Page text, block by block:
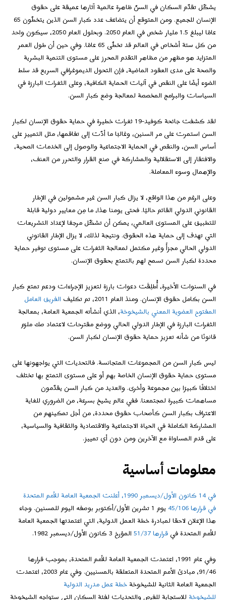
يشكّل تقدّم السكان في السنّ ظاهرة عالمية آثارها عميقة على حقوق
الإنسان للجميع. ومن المتوقع أن يتضاعف عدد كبار السن الذين يتخطّون 65
عامًا ليبلغ 1.5 مليار شخص في العام 2050. وبحلول العام 2050، سيكون واحد
من كل ستة أشخاص في العالم قد تخطّى 65 عامًا. وفي حين أن طول العمر
المتزايد هو مظهر من مظاهر التقدم المحرز على مستوى التنمية البشرية
والصحة على مدى العقود الماضية، فإن التحول الديموغرافي السريع قد سلط
الضوء أيضًا على النقص في آليات الحماية الكافية، وعلى الثغرات البارزة في
السياسات والبرامج المخصصة لمعالجة وضع كبار السن.
لقد كشفت جائحة كوفيد-19 ثغرات خطيرة في حماية حقوق الإنسان لكبار
السن استمرت على مر السنين، وغالبًا ما أدّت إلى تفاقمها، مثل التمييز على
أساس السن، والنقص في الحماية الاجتماعية والوصول إلى الخدمات الصحية،
والافتقار إلى الاستقلالية والمشاركة في صنع القرار والتحرر من العنف،
والإهمال وسوء المعاملة.
وعلى الرغم من هذا الواقع، لا يزال كبار السن غير مشمولين في الإطار
القانوني الدولي القائم حاليًا. فحتى يومنا هذا، ما مِن معايير دولية قابلة
للتطبيق على المستوى العالمي، يمكن أن تشكّل مرجعًا لإعداد التشريعات
التي تهدف إلى حماية هذه الحقوق. ونتيجة لذلك، لا يزال الإطار القانوني
الدولي الحالي مجزأً وغير مكتمل لمعالجة الثغرات على مستوى توفير حماية
محددة لكبار السن تسمح لهم بالتمتع بحقوق الإنسان.
في السنوات الأخيرة، أُطلِقَت دعوات بارزة لتعزيز الإجراءات ودعم تمتع كبار
السن بكامل حقوق الإنسان. ومنذ العام 2011، تم تكليف
الفريق العامل
المفتوح العضوية المعني بالشيخوخة، الذي أنشأته الجمعية العامة، بمعالجة
الثغرات البارزة في الإطار الدولي الحالي ووضع مقترحات لاعتماد صك ملزم
قانونًا من شأنه تعزيز حماية حقوق الإنسان لكبار السن.
ليس كبار السن من المجموعات المتجانسة. فالتحديات التي يواجهونها على
مستوى حماية حقوق الإنسان الخاصة بهم أو على مستوى التمتع بها تختلف
اختلافًا كبيرًا بين مجموعة وأخرى. والعديد من كبار السن يقدّمون
مساهمات كبيرة لمجتمعنا. ففي عالم يشيخ بسرعة، من الضروري للغاية
الاعتراف بكبار السن كأصحاب حقوق محددة، من أجل تمكينهم من
المشاركة الكاملة في الحياة الاجتماعية والاقتصادية والثقافية والسياسية،
على قدم المساواة مع الآخرين ومن دون أي تمييز.
معلومات أساسية
في 14 كانون الأول/ديسمبر 1990، أعلنت الجمعية العامة للأمم المتحدة
فيقرارها 45/106
يوم 1 تشرين الأول/أكتوبر بوصفه اليوم للمسنين. وجاء
هذا الإعلان لاحقا لمبادرة خطة العمل الدولية، التي اعتمدتها الجمعية العامة
للأمم المتحدة فيقرارها 51/37
المؤرخ 3 كانون الأول/ديسمبر 1982.
وفي عام 1991، اعتمدت الجمعية العامة للأمم المتحدة، بموجب قرارها
91/46، مبادئ الأمم المتحدة المتعلقة بالمسنيين. وفي عام 2003، اعتمدت
الجمعية العامة الثانية للشيخوخةخطة عمل مدريد الدولية